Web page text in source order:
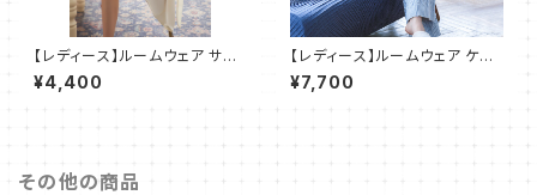
【レディース】ルームウェア サテ
ン レース ワンピース パジャマ
部屋着 ２点セット SH024
¥4,400
【レディース】ルームウェア ケー
ブル柄 モコモコ パジャマ 部屋
着 ２点セット SH506
¥7,700
その他の商品